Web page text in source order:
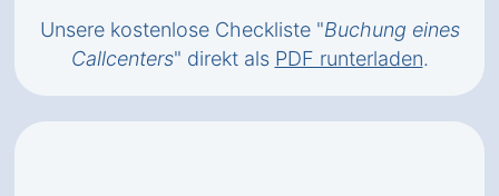
Unsere kostenlose Checkliste "Buchung eines
Callcenters" direkt als PDF runterladen.